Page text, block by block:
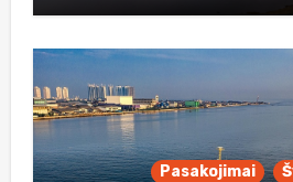
Pasakojimai